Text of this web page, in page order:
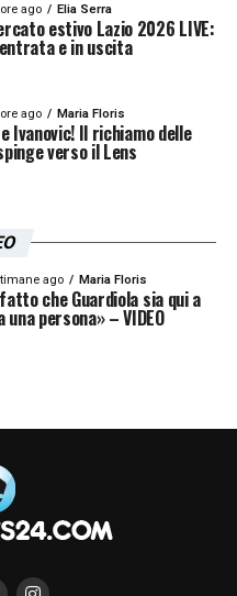
ago Elia Serra
estivo Lazio 2026 LIVE:
e in uscita
ago Maria Floris
Ivanovic! Il richiamo delle
verso il Lens
ago Maria Floris
che Guardiola sia qui a
persona» – VIDEO